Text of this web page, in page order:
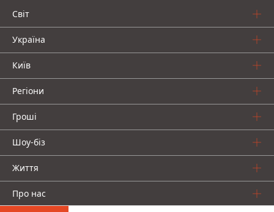
Світ
Україна
Київ
Регіони
Гроші
Шоу-біз
Життя
Про нас